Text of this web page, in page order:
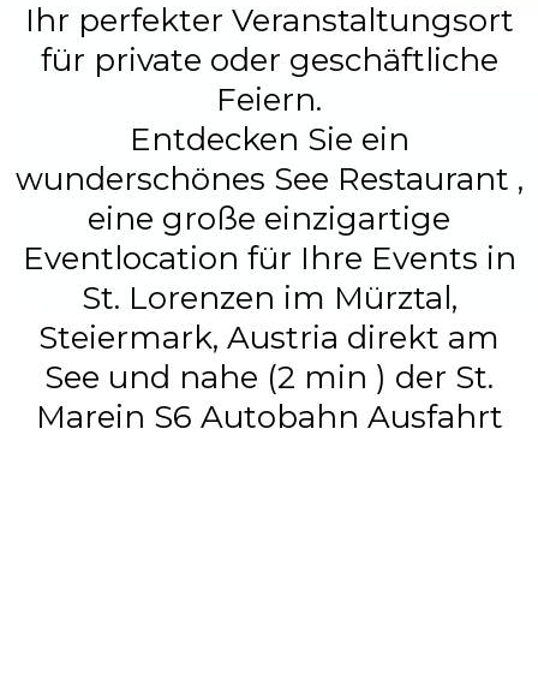
Ihr perfekter Veranstaltungsort
für private oder geschäftliche
Feiern.
Entdecken Sie ein
wunderschönes See Restaurant ,
eine große einzigartige
Eventlocation für Ihre Events in
St. Lorenzen im Mürztal,
Steiermark, Austria direkt am
See und nahe (2 min ) der St.
Marein S6 Autobahn Ausfahrt